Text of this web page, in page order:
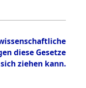
diese Gesetze
ziehen kann.